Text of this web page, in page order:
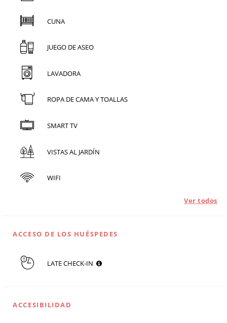
CUNA
JUEGO DE ASEO
LAVADORA
ROPA DE CAMA Y TOALLAS
SMART TV
VISTAS AL JARDÍN
WIFI
Ver todos
ACCESO DE LOS HUÉSPEDES
LATE CHECK-IN
ACCESIBILIDAD